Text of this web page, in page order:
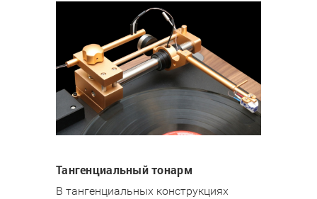
Тангенциальный тонарм
В тангенциальных конструкциях